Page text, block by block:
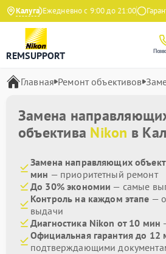
КалугаЕжедневно с 9:00 до 21:00
REMSUPPORT
Главная Ремонт объективов
Замена
объектива Nikon в
Замена направляющих
мин — приоритетный ремонт
До 30% экономии — самые
Контроль на каждом этапе —
выдачи
Диагностика Nikon от 10 мин
Официальная гарантия до 12
подтверждающими